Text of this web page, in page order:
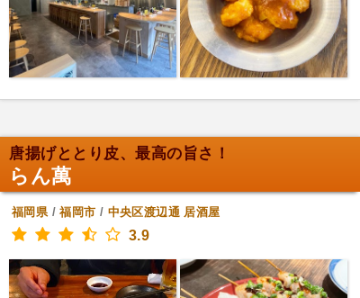
唐揚げととり皮、最高の旨さ！
らん萬
福岡県/福岡市 / 中央区渡辺通 居酒屋
3.9